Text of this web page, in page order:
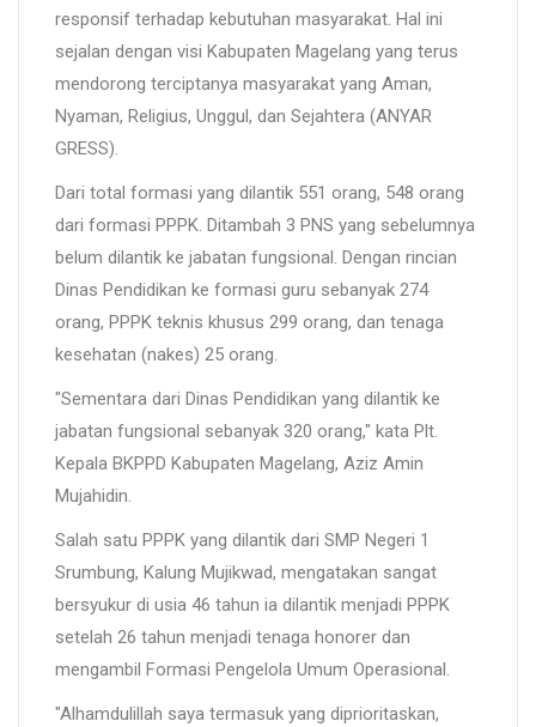
responsif terhadap kebutuhan masyarakat. Hal ini
sejalan dengan visi Kabupaten Magelang yang terus
mendorong terciptanya masyarakat yang Aman,
Nyaman, Religius, Unggul, dan Sejahtera (ANYAR
GRESS).
Dari total formasi yang dilantik 551 orang, 548 orang
dari formasi PPPK. Ditambah 3 PNS yang sebelumnya
belum dilantik ke jabatan fungsional. Dengan rincian
Dinas Pendidikan ke formasi guru sebanyak 274
orang, PPPK teknis khusus 299 orang, dan tenaga
kesehatan (nakes) 25 orang.
"Sementara dari Dinas Pendidikan yang dilantik ke
jabatan fungsional sebanyak 320 orang," kata Plt.
Kepala BKPPD Kabupaten Magelang, Aziz Amin
Mujahidin.
Salah satu PPPK yang dilantik dari SMP Negeri 1
Srumbung, Kalung Mujikwad, mengatakan sangat
bersyukur di usia 46 tahun ia dilantik menjadi PPPK
setelah 26 tahun menjadi tenaga honorer dan
mengambil Formasi Pengelola Umum Operasional.
"Alhamdulillah saya termasuk yang diprioritaskan,